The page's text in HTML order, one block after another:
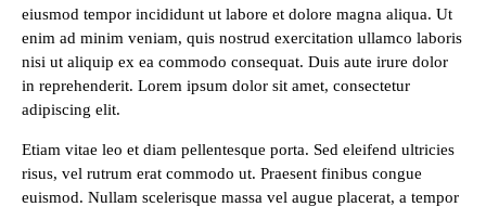
eiusmod tempor incididunt ut labore et dolore magna aliqua. Ut
enim ad minim veniam, quis nostrud exercitation ullamco laboris
nisi ut aliquip ex ea commodo consequat. Duis aute irure dolor
in reprehenderit. Lorem ipsum dolor sit amet, consectetur
adipiscing elit.
Etiam vitae leo et diam pellentesque porta. Sed eleifend ultricies
risus, vel rutrum erat commodo ut. Praesent finibus congue
euismod. Nullam scelerisque massa vel augue placerat, a tempor